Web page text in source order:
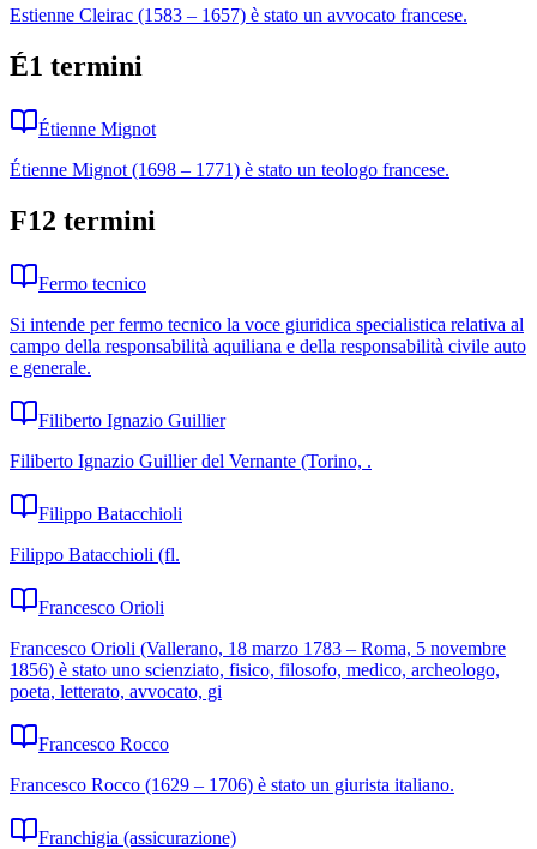
Estienne Cleirac (1583 – 1657) è stato un avvocato francese.
É1 termini
Étienne Mignot
Étienne Mignot (1698 – 1771) è stato un teologo francese.
F12 termini
Fermo tecnico
Si intende per fermo tecnico la voce giuridica specialistica relativa al
campo della responsabilità aquiliana e della responsabilità civile auto
e generale.
Filiberto Ignazio Guillier
Filiberto Ignazio Guillier del Vernante (Torino, .
Filippo Batacchioli
Filippo Batacchioli (fl.
Francesco Orioli
Francesco Orioli (Vallerano, 18 marzo 1783 – Roma, 5 novembre
1856) è stato uno scienziato, fisico, filosofo, medico, archeologo,
poeta, letterato, avvocato, gi
Francesco Rocco
Francesco Rocco (1629 – 1706) è stato un giurista italiano.
Franchigia (assicurazione)